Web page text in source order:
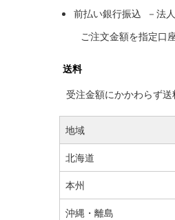
前払い銀行振込 －法
ご注文金額を指定口
送料
受注金額にかかわらず
地域
北海道
本州
沖縄・離島